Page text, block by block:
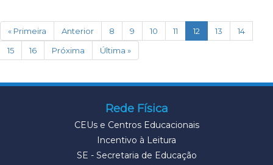
« Primeira Anterior 8 9 10 11 12 (current)
13
14
15
16 Próxima Última »
Rede Física
CEUs e Centros Educacionais
Incentivo à Leitura
SE - Secretaria de Educação